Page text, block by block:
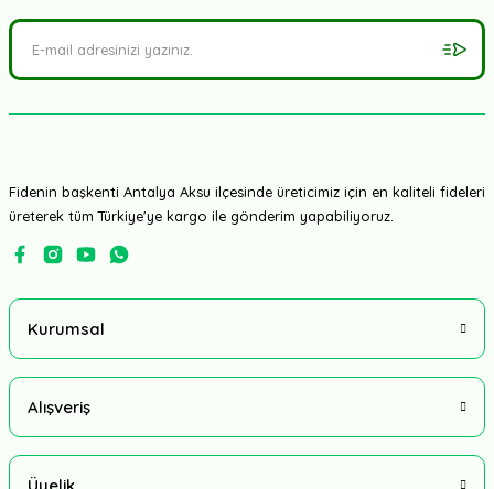
Syngenta Tohum
2,50 TL
TÜKENDİ
Fidenin başkenti Antalya Aksu ilçesinde üreticimiz için en kaliteli fideleri
üreterek tüm Türkiye'ye kargo ile gönderim yapabiliyoruz.
Kurumsal
Alışveriş